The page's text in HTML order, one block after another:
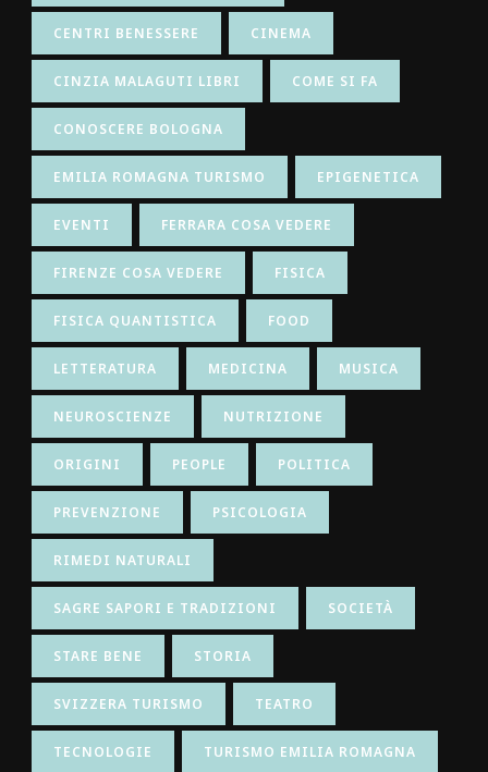
CENTRI BENESSERE CINEMA
CINZIA MALAGUTI LIBRI COME SI FA
CONOSCERE BOLOGNA
EMILIA ROMAGNA TURISMO EPIGENETICA
EVENTI FERRARA COSA VEDERE
FIRENZE COSA VEDERE FISICA
FISICA QUANTISTICA FOOD
LETTERATURA MEDICINA MUSICA
NEUROSCIENZE NUTRIZIONE
ORIGINI PEOPLE POLITICA
PREVENZIONE PSICOLOGIA
RIMEDI NATURALI
SAGRE SAPORI E TRADIZIONI SOCIETÀ
STARE BENE STORIA
SVIZZERA TURISMO TEATRO
TECNOLOGIE TURISMO EMILIA ROMAGNA